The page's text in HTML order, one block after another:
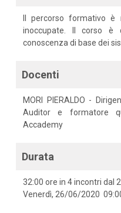
Il percorso formativo
inoccupate. Il corso è
conoscenza di base dei
Docenti
MORI PIERALDO -
Auditor e formatore
Accademy
Durata
32:00 ore in 4 incontri dal
Venerdì, 26/06/2020